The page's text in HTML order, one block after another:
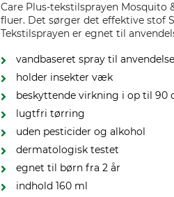
Care Plus-tekstilsprayen
fluer. Det sørger det effektive stof
Tekstilsprayen er egnet til
vandbaseret spray til
holder insekter væk
beskyttende virkning i op til 90
lugtfri tørring
uden pesticider og alkohol
dermatologisk testet
egnet til børn fra 2 år
indhold 160 ml